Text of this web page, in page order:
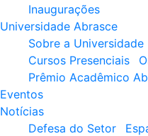
Inaugurações
Universidade Abrasce
Sobre a Universidade
Cursos Presenciais
Prêmio Acadêmico
Eventos
Notícias
Defesa do Setor